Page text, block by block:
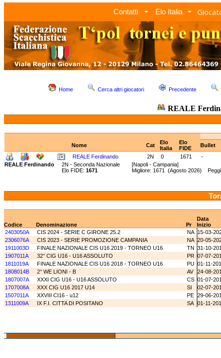
Contatti Elo Italia
Home Cerca altri giocatori Precedente
REALE
Nome Cat
Elo
Italia
Elo
FIDE
Bullet
REALE Ferdinando
2N 0 1671
-
REALE Ferdinando
2N - Seconda Nazionale [Napoli - Campania]
Elo FIDE: 1671 Migliore: 1671 (Agosto 2026)
Data
Codice
Denominazione Pr
Inizio
2403050A
CIS 2024 - SERIE C GIRONE 25.2 NA 15-03-
2306076A
CIS 2023 - SERIE PROMOZIONE CAMPANIA NA 20-05-
1911003D
FINALE NAZIONALE CIS U16 2019 - TORNEO U16 TN 31-10-
1907011A
32° CIG U16 - U16 ASSOLUTO PR 07-07-
1811019A
FINALE NAZIONALE CIS U16 2018 - TORNEO U16 PU 01-11-
1808014B
2° WE LIONI - B AV
24-08-
1807007A
XXXI CIG U16 - U16 ASSOLUTO CS 01-07-
1707008A
XXX CIG U16 2017 U14 SI
02-07-
1507011A
XXVIII CI16 - u12 PE 29-06-
1311009A
IX F.I. CITTA DI POSITANO SA 01-11-